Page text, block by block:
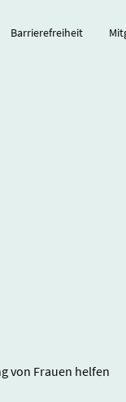
Barrierefreiheit
von Frauen helfen